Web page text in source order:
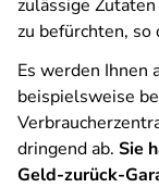
zulässige
zu befürchten,
Es werden Ihnen
beispielsweise
dringend ab. Sie
Geld-zurück-